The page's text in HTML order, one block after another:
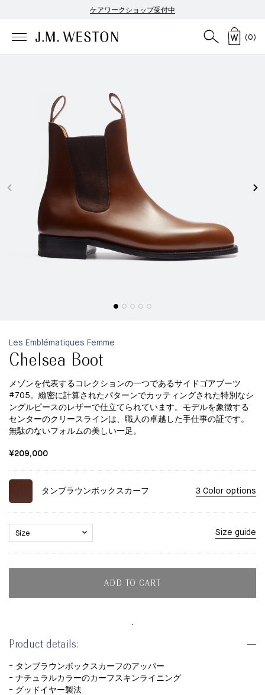
ケアワークショップ受付中
(0)
Les Emblématiques Femme
Chelsea Boot
メゾンを代表するコレクションの一つであるサイドゴアブーツ
#705。緻密に計算されたパターンでカッティングされた特別なシ
ングルピースのレザーで仕立てられています。モデルを象徴する
センターのクリースラインは、職人の卓越した手仕事の証です。
無駄のないフォルムの美しい一足。
¥209,000
タンブラウンボックスカーフ 3 Color options
Size guide
ADD TO CART
Product details:
- タンブラウンボックスカーフのアッパー
- ナチュラルカラーのカーフスキンライニング
- グッドイヤー製法